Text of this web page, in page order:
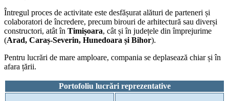
Întregul proces de activitate este desfășurat alături de parteneri și
colaboratori de încredere, precum birouri de arhitectură sau diverși
constructori, atât în Timișoara, cât și în județele din împrejurime
(Arad, Caraș-Severin, Hunedoara și Bihor).
Pentru lucrări de mare amploare, compania se deplasează chiar și în
afara țării.
Portofoliu lucrări reprezentative